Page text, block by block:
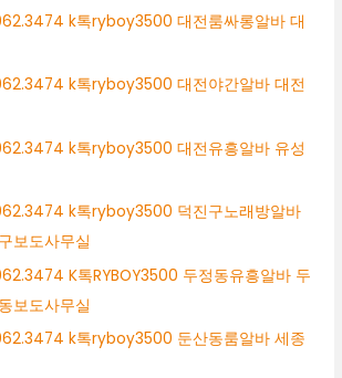
k톡ryboy3500 대전룸싸롱알바 대
k톡ryboy3500 대전야간알바 대전
k톡ryboy3500 대전유흥알바 유성
k톡ryboy3500 덕진구노래방알바
보도사무실
K톡RYBOY3500 두정동유흥알바 두
보도사무실
k톡ryboy3500 둔산동룸알바 세종